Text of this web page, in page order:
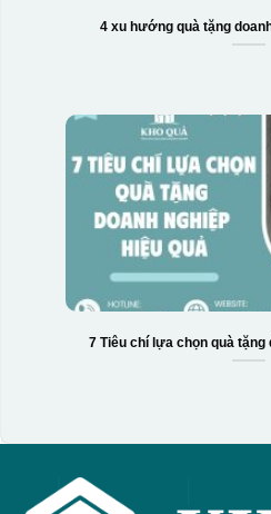
4 xu hướng quà tặng
7 Tiêu chí lựa chọn quà tặng